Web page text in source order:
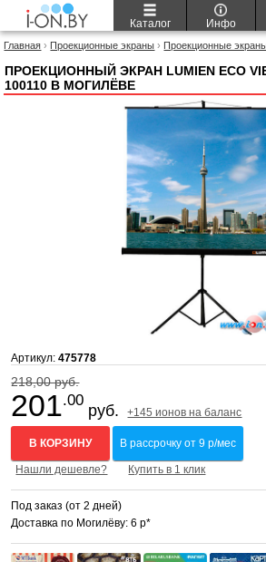
Каталог Инфо
Главная › Проекционные экраны › Проекционные
ПРОЕКЦИОННЫЙ ЭКРАН LUMIEN ECO
100110 В МОГИЛЁВЕ
Артикул:475778
218,00 руб.
201.00
руб. +145 ионов на баланс
В КОРЗИНУ В рассрочку от 9 р/мес
Нашли дешевле? Купить в 1 клик
Под заказ (от 2 дней)
Доставка по Могилёву: 6 р*